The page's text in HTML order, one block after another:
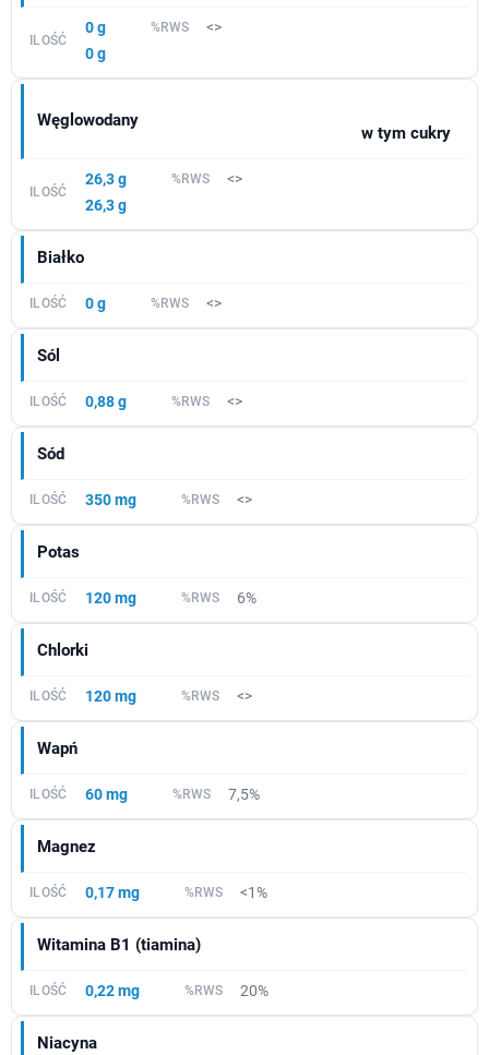
0 g
0 g
<>
Węglowodany
w tym cukry
26,3 g
26,3 g
<>
Białko
0 g <>
Sól
0,88 g <>
Sód
350 mg <>
Potas
120 mg 6%
Chlorki
120 mg <>
Wapń
60 mg 7,5%
Magnez
0,17 mg <1%
Witamina B1 (tiamina)
0,22 mg 20%
Niacyna